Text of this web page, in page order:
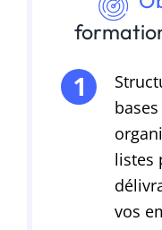
listes
vos